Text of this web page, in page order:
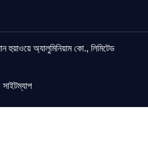
অ্যালুমিনিয়াম কো., লিমিটেড
সাইটম্যাপ